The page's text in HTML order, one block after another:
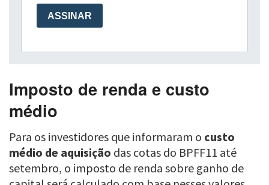
Imposto de renda e custo
médio
Para os investidores que informaram o custo
médio de aquisição das cotas do BPFF11 até
setembro, o imposto de renda sobre ganho de